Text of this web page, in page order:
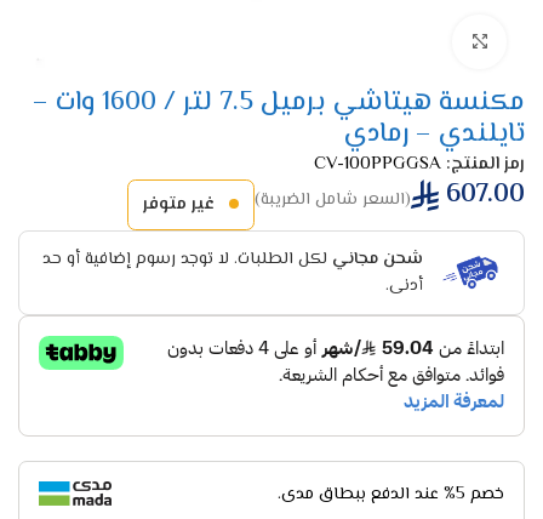
مكنسة هيتاشي برميل 7.5 لتر / 1600 وات –
تايلندي – رمادي
رمز المنتج: CV-100PPGGSA
607.00 (السعر شامل الضريبة) غير متوفر
شحن مجاني لكل الطلبات. لا توجد رسوم إضافية أو حد
أدنى.
خصم 5% عند الدفع ببطاق مدى.